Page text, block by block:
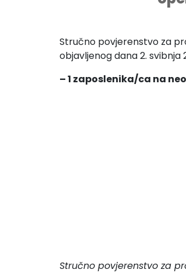
Stručno povjerenstvo za
objavljenog dana 2. svibnja
– 1 zaposlenika/ca na
Stručno povjerenstvo za